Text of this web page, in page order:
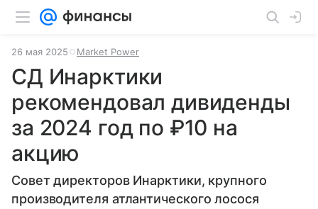
26 мая 2025 Market Power
СД Инарктики
рекомендовал дивиденды
за 2024 год по ₽10 на
акцию
Совет директоров Инарктики, крупного
производителя атлантического лосося